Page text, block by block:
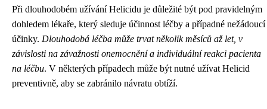
Při dlouhodobém užívání Helicidu je důležité být pod pravidelným
dohledem lékaře, který sleduje účinnost léčby a případné nežádoucí
účinky. Dlouhodobá léčba může trvat několik měsíců až let, v
závislosti na závažnosti onemocnění a individuální reakci pacienta
na léčbu. V některých případech může být nutné užívat Helicid
preventivně, aby se zabránilo návratu obtíží.